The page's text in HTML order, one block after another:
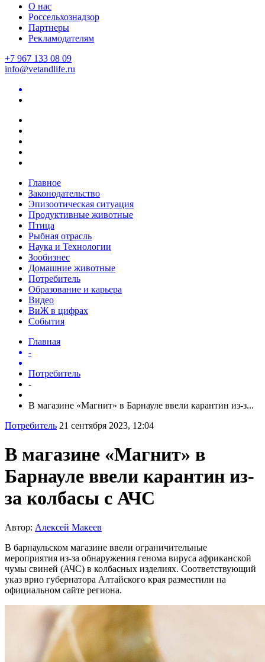
О нас
Россельхознадзор
Партнеры
Рекламодателям
+7 967 133 08 09
info@vetandlife.ru
Главное
Законодательство
Эпизоотическая ситуация
Продуктивные животные
Птица
Рыбная отрасль
Наука и Технологии
Зообизнес
Домашние животные
Потребитель
Образование и карьера
Видео
ВиЖ в цифрах
События
Главная
-
Потребитель
-
В магазине «Магнит» в Барнауле ввели карантин из-з...
Потребитель 21 сентября 2023, 12:04
В магазине «Магнит» в
Барнауле ввели карантин из-
за колбасы с АЧС
Автор: Алексей Макеев
В барнаульском магазине ввели ограничительные
мероприятия из-за обнаружения генома вируса африканской
чумы свиней (АЧС) в колбасных изделиях. Соответствующий
указ врио губернатора Алтайского края разместили на
официальном сайте региона.